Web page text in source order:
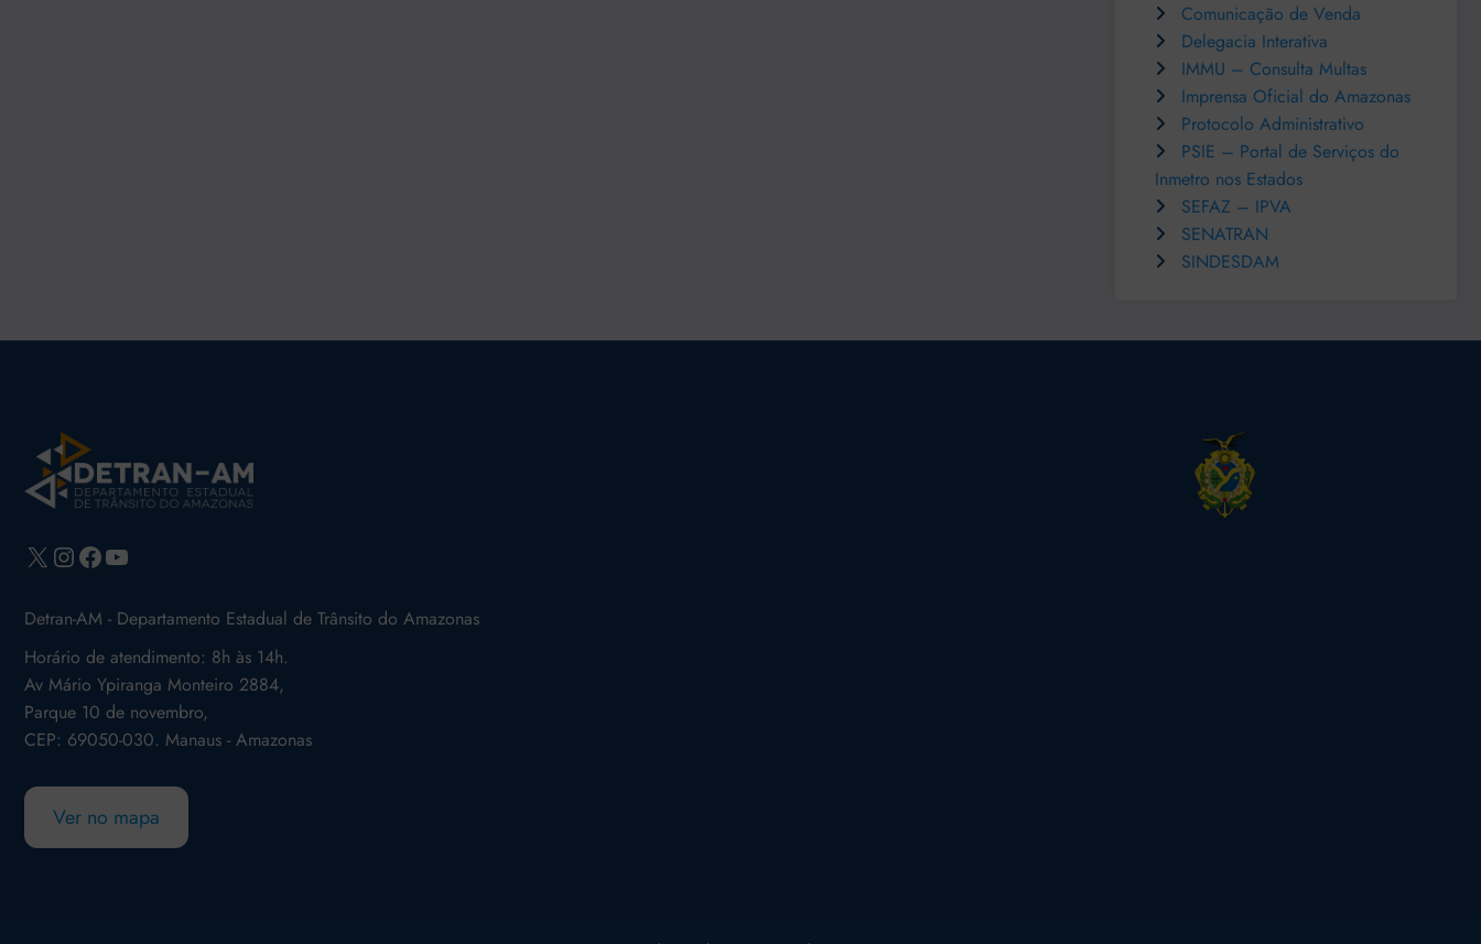
Comunicação de Venda
Delegacia Interativa
IMMU – Consulta Multas
Imprensa Oficial do Amazonas
Protocolo Administrativo
PSIE – Portal de Serviços do
Inmetro nos Estados
SEFAZ – IPVA
SENATRAN
SINDESDAM
X Instagram
Facebook
Youtube
Detran-AM - Departamento Estadual de Trânsito do Amazonas
Horário de atendimento: 8h às 14h.
Av Mário Ypiranga Monteiro 2884,
Parque 10 de novembro,
CEP: 69050-030. Manaus - Amazonas
Ver no mapa